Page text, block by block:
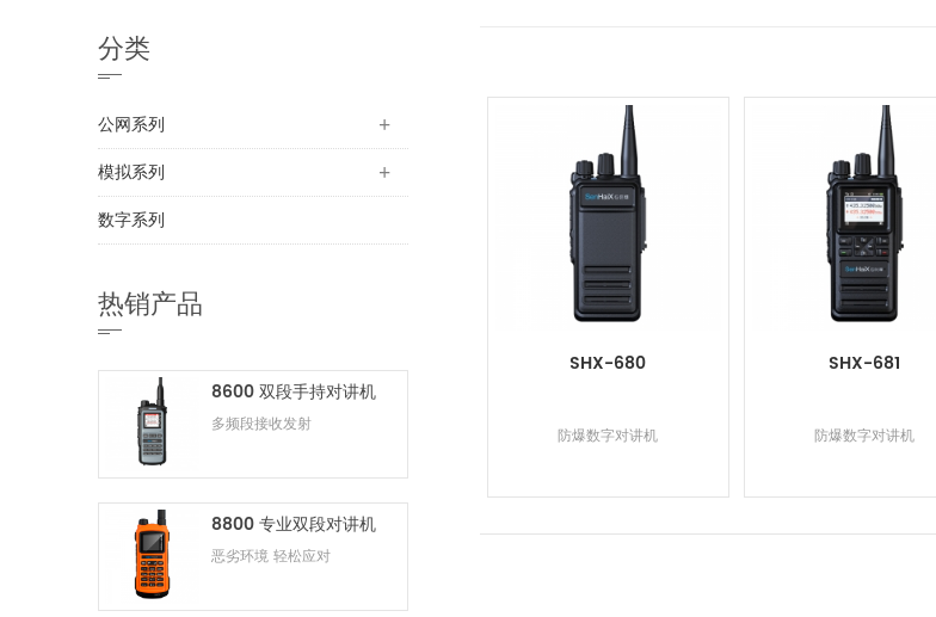
SHX-680
防爆数字对讲机
SHX-681
防爆数字对讲机
分类
公网系列
模拟系列
数字系列
热销产品
8600 双段手持对讲机
多频段接收发射
8800 专业双段对讲机
恶劣环境 轻松应对